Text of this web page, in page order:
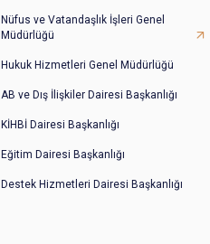
Nüfus ve Vatandaşlık İşleri Genel
Müdürlüğü
Hukuk Hizmetleri Genel Müdürlüğü
AB ve Dış İlişkiler Dairesi Başkanlığı
KİHBİ Dairesi Başkanlığı
Eğitim Dairesi Başkanlığı
Destek Hizmetleri Dairesi Başkanlığı